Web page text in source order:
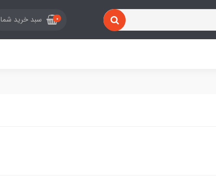
0 سبد خرید شما